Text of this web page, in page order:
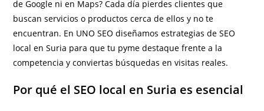
de Google ni en Maps? Cada día pierdes clientes que
buscan servicios o productos cerca de ellos y no te
encuentran. En UNO SEO diseñamos estrategias de SEO
local en Suria para que tu pyme destaque frente a la
competencia y conviertas búsquedas en visitas reales.
Por qué el SEO local en Suria es esencial